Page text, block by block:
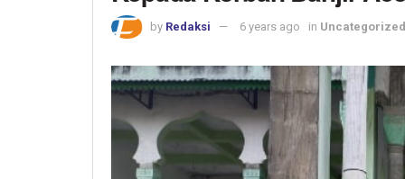
by Redaksi 6 years ago in Uncategorized